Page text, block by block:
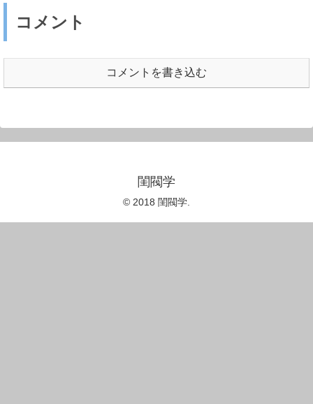
コメント
コメントを書き込む
閨閥学
© 2018 閨閥学.